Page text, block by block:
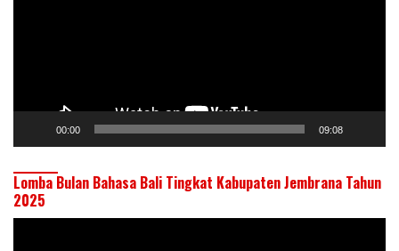
00:00 09:08
Lomba Bulan Bahasa Bali Tingkat Kabupaten Jembrana Tahun
2025